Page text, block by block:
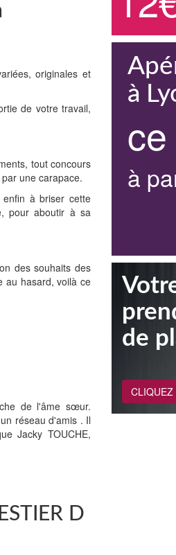
originales et
de votre travail,
tout concours
une carapace.
à briser cette
pour aboutir à sa
des souhaits des
au hasard, voilà ce
de l'âme sœur.
réseau d'amis . Il
Jacky TOUCHE,
D
à
à
de
CLIQUEZ